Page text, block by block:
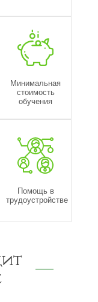
Минимальная
стоимость
обучения
Помощь в
трудоустройстве